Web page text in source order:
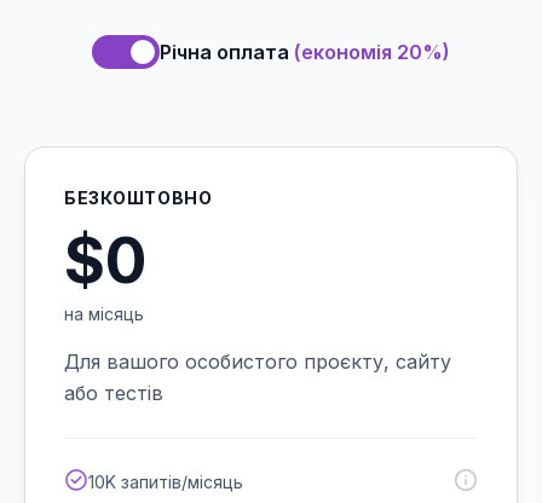
Річна оплата (економія 20%)
БЕЗКОШТОВНО
$0
на місяць
Для вашого особистого проєкту, сайту
або тестів
10K запитів/місяць